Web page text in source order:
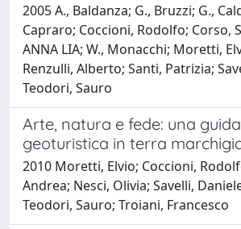
2005 A., Baldanza; G., Bruzzi; G.,
Capraro; Coccioni, Rodolfo; Corso,
ANNA LIA; W., Monacchi; Moretti,
Renzulli, Alberto; Santi, Patrizia;
Teodori, Sauro
Arte, natura e fede: una guida
geoturistica in terra
2010 Moretti, Elvio; Coccioni,
Andrea; Nesci, Olivia; Savelli,
Teodori, Sauro; Troiani, Francesco